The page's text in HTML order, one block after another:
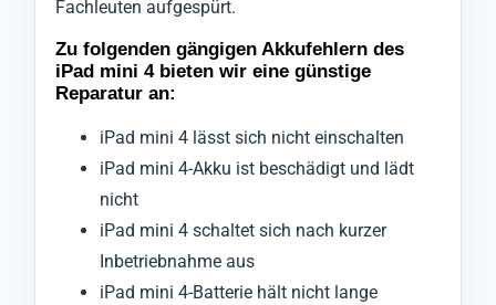
Fachleuten aufgespürt.
Zu folgenden gängigen Akkufehlern des
iPad mini 4 bieten wir eine günstige
Reparatur an:
iPad mini 4 lässt sich nicht einschalten
iPad mini 4-Akku ist beschädigt und lädt
nicht
iPad mini 4 schaltet sich nach kurzer
Inbetriebnahme aus
iPad mini 4-Batterie hält nicht lange